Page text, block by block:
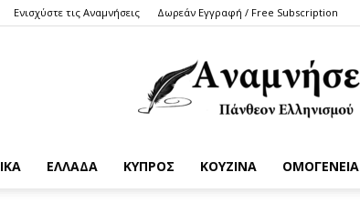
Ενισχύστε τις Αναμνήσεις Δωρεάν Εγγραφή / Free Subscription
ΕΛΛΑΔΑ ΚΥΠΡΟΣ ΚΟΥΖΙΝΑ ΟΜΟΓΕΝΕΙΑ